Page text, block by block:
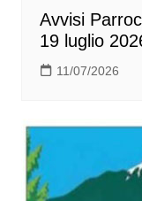
Avvisi
19 luglio
11/07/2026